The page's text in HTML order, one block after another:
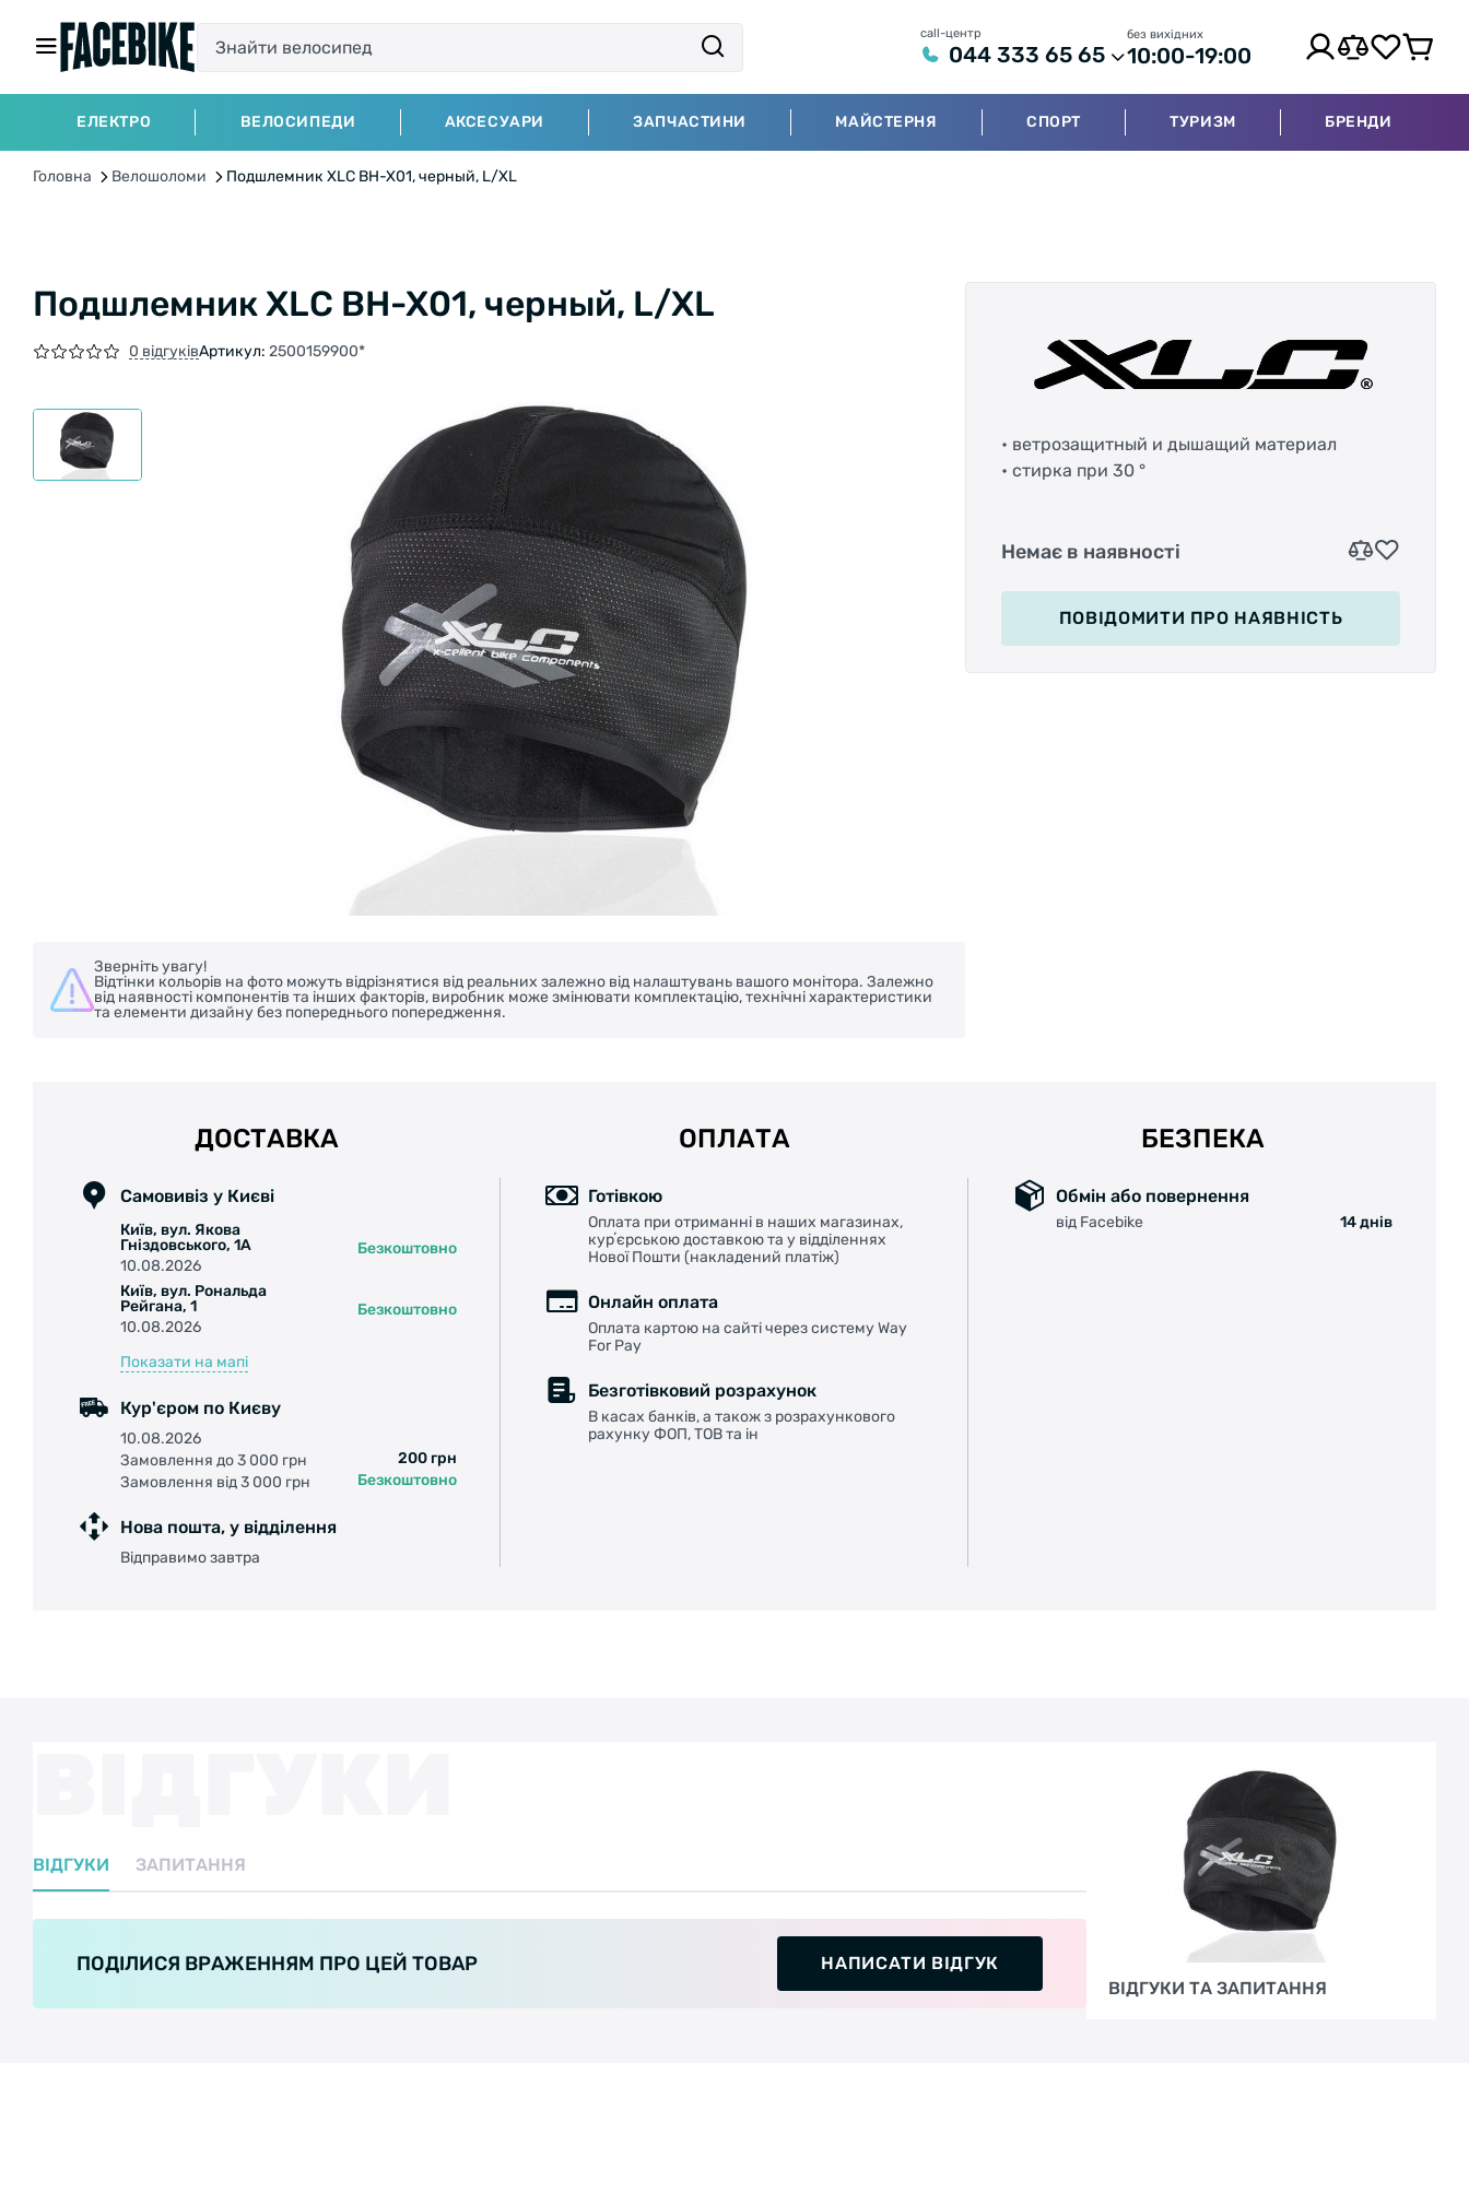
call-центр
044 333 65 65
без вихідних
10:00-19:00
ЕЛЕКТРО ВЕЛОСИПЕДИ АКСЕСУАРИ ЗАПЧАСТИНИ МАЙСТЕРНЯ СПОРТ ТУРИЗМ БРЕНДИ
Головна Велошоломи Подшлемник XLC BH-X01, черный, L/XL
Подшлемник XLC BH-X01, черный, L/XL
0 відгуківАртикул: 2500159900*
Зверніть увагу!
Відтінки кольорів на фото можуть відрізнятися від реальних залежно від налаштувань вашого монітора. Залежно
від наявності компонентів та інших факторів, виробник може змінювати комплектацію, технічні характеристики
та елементи дизайну без попереднього попередження.
• ветрозащитный и дышащий материал
• стирка при 30 °
Немає в наявності
ПОВІДОМИТИ ПРО НАЯВНІСТЬ
ДОСТАВКА
Самовивіз у Києві
Київ, вул. Якова
Гніздовського, 1А
10.08.2026
Безкоштовно
Київ, вул. Рональда
Рейгана, 1
10.08.2026
Безкоштовно
Показати на мапі
Кур'єром по Києву
10.08.2026
Замовлення до 3 000 грн
200 грн
Замовлення від 3 000 грн
Безкоштовно
Нова пошта, у відділення
Відправимо завтра
ОПЛАТА
Готівкою
Оплата при отриманні в наших магазинах,
курʼєрською доставкою та у відділеннях
Нової Пошти (накладений платіж)
Онлайн оплата
Оплата картою на сайті через систему Way
For Pay
Безготівковий розрахунок
В касах банків, а також з розрахункового
рахунку ФОП, ТОВ та ін
БЕЗПЕКА
Обмін або повернення
від Facebike 14 днів
ВІДГУКИ ЗАПИТАННЯ
ПОДІЛИСЯ ВРАЖЕННЯМ ПРО ЦЕЙ ТОВАР
НАПИСАТИ ВІДГУК
ВІДГУКИ ТА ЗАПИТАННЯ